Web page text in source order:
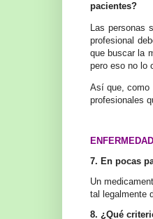
pacientes?
Las personas
profesional
que buscar la
pero eso no lo
Así que, como
profesionales
7. En pocas
Un
tal legalmente
8. ¿Qué